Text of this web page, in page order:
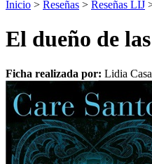
Inicio > Reseñas > Reseñas LIJ
El dueño de
Ficha realizada por: Lidia